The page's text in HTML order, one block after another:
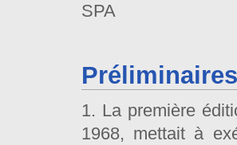
SPA Sacrée
Préliminaires
1. La première
1968, mettait à